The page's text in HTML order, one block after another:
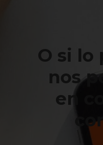
O si lo
nos
en